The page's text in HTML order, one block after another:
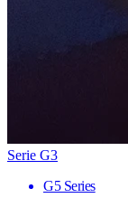
Serie G3
G5 Series